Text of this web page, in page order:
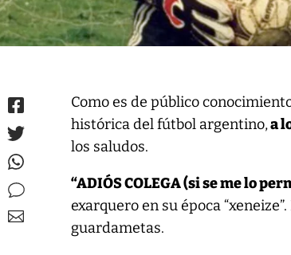
Como es de público
histórica del fútbol argentino,a
los saludos.
“ADIÓS COLEGA (si se me lo
exarquero en su época
guardametas.